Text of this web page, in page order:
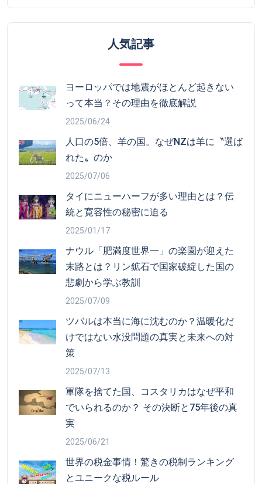
人気記事
ヨーロッパでは地震がほとんど起きない
って本当？その理由を徹底解説
2025/06/24
人口の5倍、羊の国。なぜNZは羊に〝選ば
れた〟のか
2025/07/06
タイにニューハーフが多い理由とは？伝
統と寛容性の秘密に迫る
2025/01/17
ナウル「肥満度世界一」の楽園が迎えた
末路とは？リン鉱石で国家破綻した国の
悲劇から学ぶ教訓
2025/07/09
ツバルは本当に海に沈むのか？温暖化だ
けではない水没問題の真実と未来への対
策
2025/07/13
軍隊を捨てた国、コスタリカはなぜ平和
でいられるのか？ その決断と75年後の真
実
2025/06/21
世界の税金事情！驚きの税制ランキング
とユニークな税ルール